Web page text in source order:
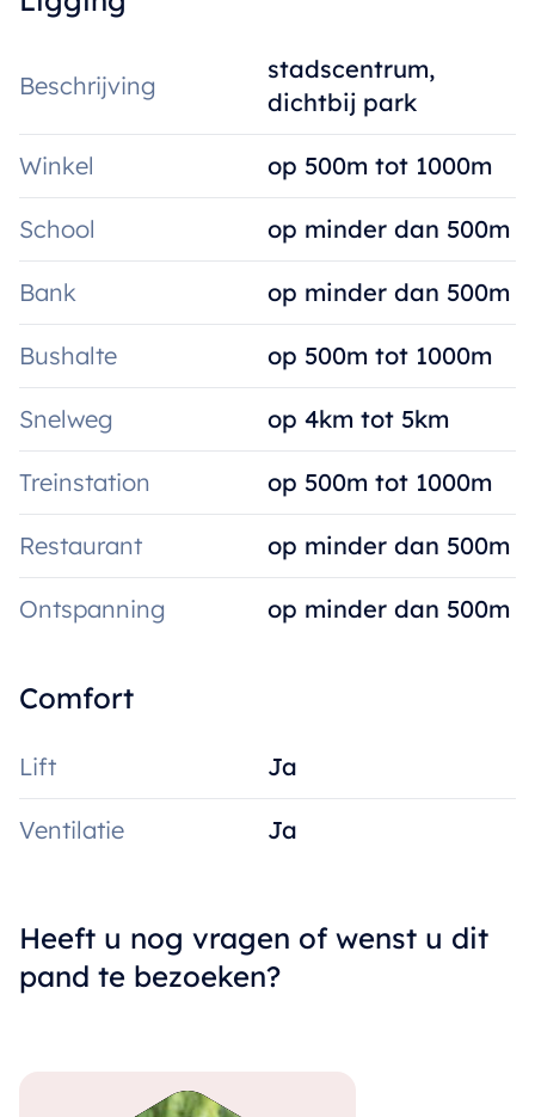
Beschrijving
stadscentrum,
dichtbij park
Winkel op 500m tot 1000m
School op minder dan 500m
Bank op minder dan 500m
Bushalte op 500m tot 1000m
Snelweg op 4km tot 5km
Treinstation op 500m tot 1000m
Restaurant op minder dan 500m
Ontspanning op minder dan 500m
Comfort
Lift Ja
Ventilatie Ja
Heeft u nog vragen of wenst u dit
pand te bezoeken?